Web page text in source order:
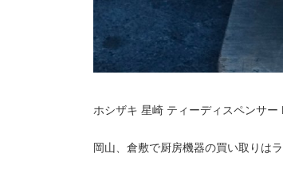
ホシザキ 星崎 ティーディスペンサー
岡山、倉敷で厨房機器の買い取りは